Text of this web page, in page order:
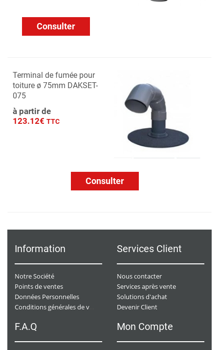
Consulter
Terminal de fumée pour
toiture ø 75mm DAKSET-
075
à partir de
123.12€ TTC
Consulter
Information
Notre Société
Points de ventes
Données Personnelles
Services Client
Nous contacter
Services après vente
Solutions d'achat
Devenir Client
F.A.Q Mon Compte